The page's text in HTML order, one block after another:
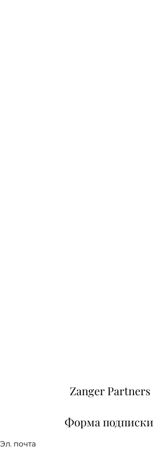
Zanger Partners
Форма подписки